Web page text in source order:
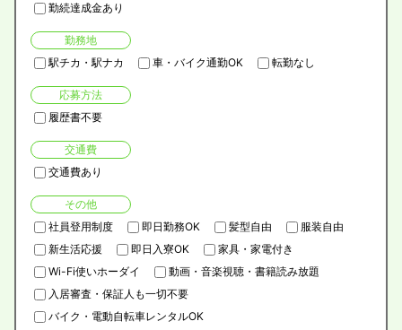
勤続達成金あり
勤務地
駅チカ・駅ナカ
車・バイク通勤OK 転勤なし
応募方法
履歴書不要
交通費
交通費あり
その他
社員登用制度
即日勤務OK 髪型自由
服装自由
新生活応援
即日入寮OK
家具・家電付き
Wi-Fi使いホーダイ
動画・音楽視聴・書籍読み放題
入居審査・保証人も一切不要
バイク・電動自転車レンタルOK